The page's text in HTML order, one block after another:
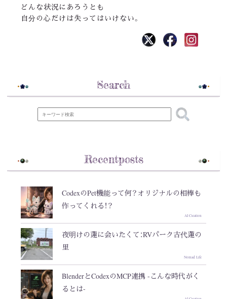
どんな状況にあろうとも
自分の心だけは失ってはいけない。
Search
Recentposts
CodexのPet機能って何？オリジナルの相棒も
作ってくれる！？
AI Creation
夜明けの蓮に会いたくて：RVパーク古代蓮の
里
Nomad Life
BlenderとCodexのMCP連携 -こんな時代がく
るとは-